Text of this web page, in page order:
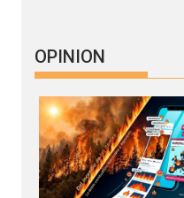
OPINION